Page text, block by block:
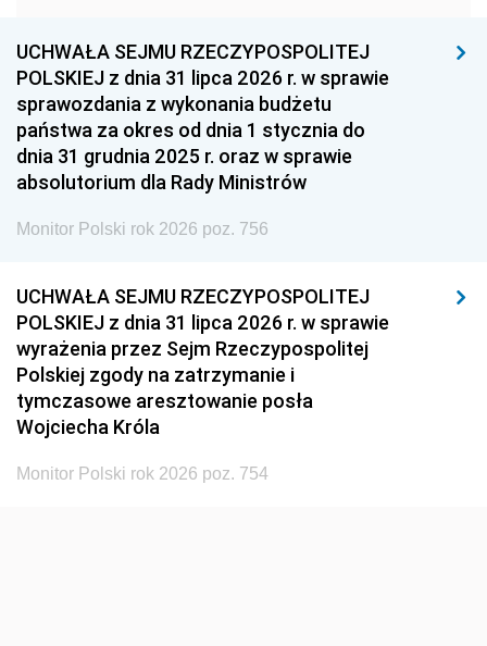
1939 1938 1937
1936 1930
UCHWAŁA SEJMU RZECZYPOSPOLITEJ
POLSKIEJ z dnia 31 lipca 2026 r. w sprawie
sprawozdania z wykonania budżetu
państwa za okres od dnia 1 stycznia do
dnia 31 grudnia 2025 r. oraz w sprawie
absolutorium dla Rady Ministrów
Monitor Polski rok 2026 poz. 756
UCHWAŁA SEJMU RZECZYPOSPOLITEJ
POLSKIEJ z dnia 31 lipca 2026 r. w sprawie
wyrażenia przez Sejm Rzeczypospolitej
Polskiej zgody na zatrzymanie i
tymczasowe aresztowanie posła
Wojciecha Króla
Monitor Polski rok 2026 poz. 754